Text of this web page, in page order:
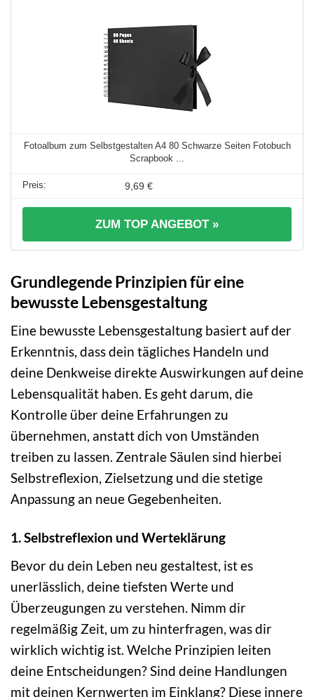
Fotoalbum zum Selbstgestalten A4 80 Schwarze Seiten Fotobuch
Scrapbook ...
9,69 €
ZUM TOP ANGEBOT »
Grundlegende Prinzipien für eine
bewusste Lebensgestaltung
Eine bewusste Lebensgestaltung basiert auf der
Erkenntnis, dass dein tägliches Handeln und
deine Denkweise direkte Auswirkungen auf deine
Lebensqualität haben. Es geht darum, die
Kontrolle über deine Erfahrungen zu
übernehmen, anstatt dich von Umständen
treiben zu lassen. Zentrale Säulen sind hierbei
Selbstreflexion, Zielsetzung und die stetige
Anpassung an neue Gegebenheiten.
1. Selbstreflexion und Werteklärung
Bevor du dein Leben neu gestaltest, ist es
unerlässlich, deine tiefsten Werte und
Überzeugungen zu verstehen. Nimm dir
regelmäßig Zeit, um zu hinterfragen, was dir
wirklich wichtig ist. Welche Prinzipien leiten
deine Entscheidungen? Sind deine Handlungen
mit deinen Kernwerten im Einklang? Diese innere